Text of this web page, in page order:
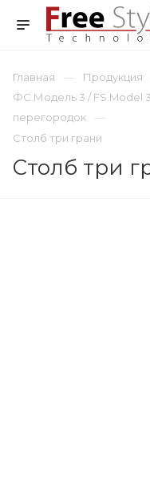
Главная
Продукция
ФС.Модель 3 / FS.Model
перегородок
Столб три грани
Столб три